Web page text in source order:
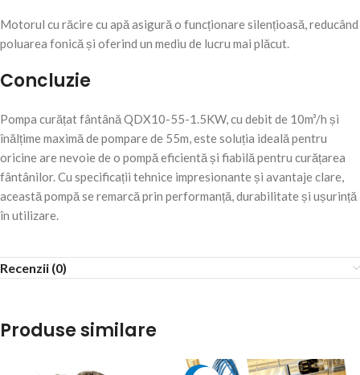
Motorul cu răcire cu apă asigură o funcționare silențioasă, reducând
poluarea fonică și oferind un mediu de lucru mai plăcut.
Concluzie
Pompa curățat fântână QDX10-55-1.5KW, cu debit de 10m³/h și
înălțime maximă de pompare de 55m, este soluția ideală pentru
oricine are nevoie de o pompă eficientă și fiabilă pentru curățarea
fântânilor. Cu specificații tehnice impresionante și avantaje clare,
această pompă se remarcă prin performanță, durabilitate și ușurință
în utilizare.
Recenzii (0)
Produse similare